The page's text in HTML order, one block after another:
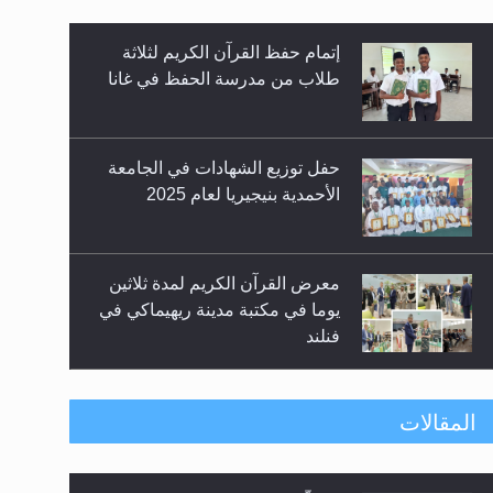
حفل توزيع الشهادات في الجامعة
الأحمدية بنيجيريا لعام 2025
معرض القرآن الكريم لمدة ثلاثين
يوما في مكتبة مدينة ريهيماكي في
ندوة حول نظام الوصية في
الجماعة الأحمدية في شيتاغونغ –
بنغلاديش
اليوم الوطني الرياضي لمجلس
المقالات